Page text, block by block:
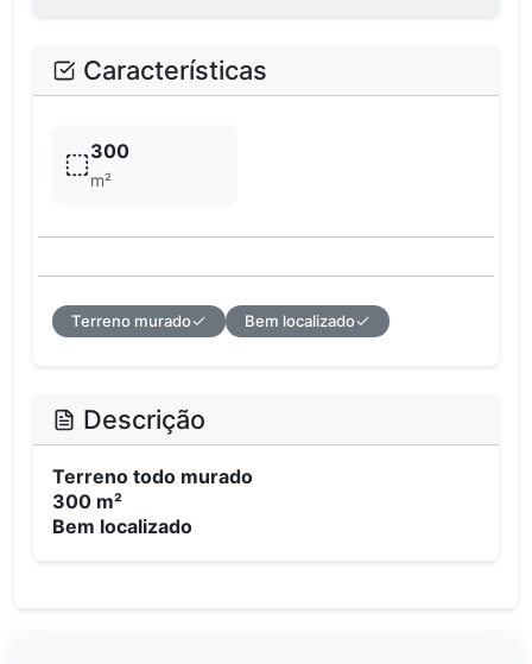
Características
300
m²
Terreno murado Bem localizado
Descrição
Terreno todo murado
300 m²
Bem localizado